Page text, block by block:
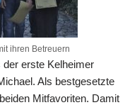
ihren Betreuern
erste Kelheimer
Als bestgesetzte
Mitfavoriten. Damit